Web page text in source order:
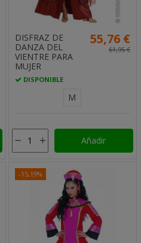
DISFRAZ DE
DANZA DEL
VIENTRE PARA
MUJER
DISPONIBLE
55,76 €
61,95 €
M
Añadir
-15,19%